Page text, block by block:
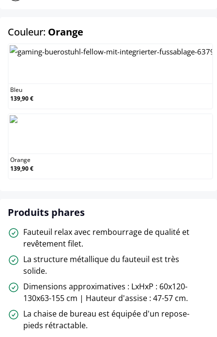
Couleur: Orange
Bleu
139,90 €
Orange
139,90 €
Produits phares
Fauteuil relax avec rembourrage de qualité et
revêtement filet.
La structure métallique du fauteuil est très
solide.
Dimensions approximatives : LxHxP : 60x120-
130x63-155 cm | Hauteur d'assise : 47-57 cm.
La chaise de bureau est équipée d'un repose-
pieds rétractable.